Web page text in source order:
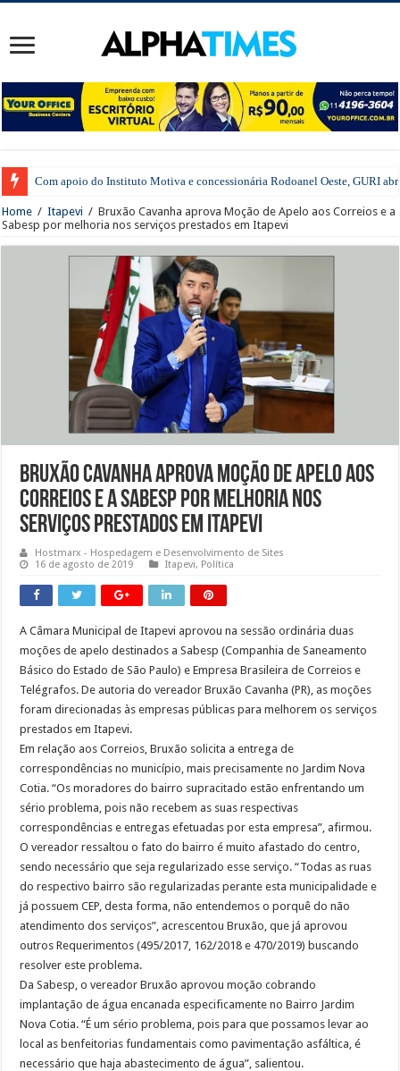
Com apoio do Instituto Motiva e concessionária Rodoanel Oeste, GURI
Home / Itapevi / Bruxão Cavanha aprova Moção de Apelo aos Correios e a
Sabesp por melhoria nos serviços prestados em Itapevi
Bruxão Cavanha aprova Moção de Apelo aos
Correios e a Sabesp por melhoria nos
serviços prestados em Itapevi
Hostmarx - Hospedagem e Desenvolvimento de Sites
16 de agosto de 2019
Itapevi, Política
A Câmara Municipal de Itapevi aprovou na sessão ordinária duas
moções de apelo destinados a Sabesp (Companhia de Saneamento
Básico do Estado de São Paulo) e Empresa Brasileira de Correios e
Telégrafos. De autoria do vereador Bruxão Cavanha (PR), as moções
foram direcionadas às empresas públicas para melhorem os serviços
prestados em Itapevi.
Em relação aos Correios, Bruxão solicita a entrega de
correspondências no município, mais precisamente no Jardim Nova
Cotia. “Os moradores do bairro supracitado estão enfrentando um
sério problema, pois não recebem as suas respectivas
correspondências e entregas efetuadas por esta empresa”, afirmou.
O vereador ressaltou o fato do bairro é muito afastado do centro,
sendo necessário que seja regularizado esse serviço. “Todas as ruas
do respectivo bairro são regularizadas perante esta municipalidade e
já possuem CEP, desta forma, não entendemos o porquê do não
atendimento dos serviços”, acrescentou Bruxão, que já aprovou
outros Requerimentos (495/2017, 162/2018 e 470/2019) buscando
resolver este problema.
Da Sabesp, o vereador Bruxão aprovou moção cobrando
implantação de água encanada especificamente no Bairro Jardim
Nova Cotia. “É um sério problema, pois para que possamos levar ao
local as benfeitorias fundamentais como pavimentação asfáltica, é
necessário que haja abastecimento de água”, salientou.